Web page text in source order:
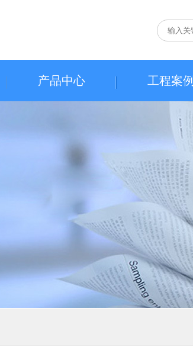
产品中心 工程案例